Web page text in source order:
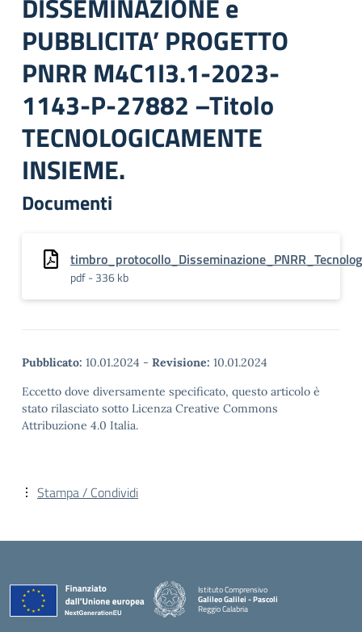
DISSEMINAZIONE e
PUBBLICITA’ PROGETTO
PNRR M4C1I3.1-2023-
1143-P-27882 –Titolo
TECNOLOGICAMENTE
INSIEME.
Documenti
pdf - 336 kb
Pubblicato: 10.01.2024 - Revisione: 10.01.2024
Eccetto dove diversamente specificato, questo articolo è
stato rilasciato sotto Licenza Creative Commons
Attribuzione 4.0 Italia.
Stampa / Condividi
Istituto Comprensivo
Galileo Galilei - Pascoli
Reggio Calabria